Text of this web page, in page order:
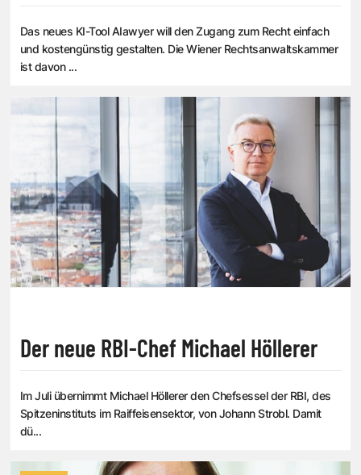
Das neues KI-Tool AIawyer will den Zugang zum Recht einfach
und kostengünstig gestalten. Die Wiener Rechtsanwaltskammer
ist davon ...
Der neue RBI-Chef Michael Höllerer
Im Juli übernimmt Michael Höllerer den Chefsessel der RBI, des
Spitzeninstituts im Raiffeisensektor, von Johann Strobl. Damit
dü...